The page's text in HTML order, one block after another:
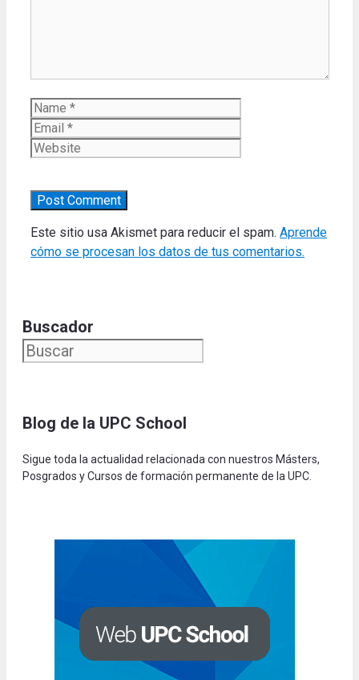
Name
Este sitio usa Akismet para reducir el spam. Aprende
cómo se procesan los datos de tus comentarios.
Buscador
Blog de la UPC School
Sigue toda la actualidad relacionada con nuestros Másters,
Posgrados y Cursos de formación permanente de la UPC.